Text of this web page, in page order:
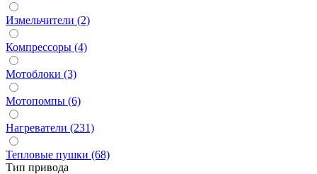
Измельчители (2)
Компрессоры (4)
Мотоблоки (3)
Мотопомпы (6)
Нагреватели (231)
Тепловые пушки (68)
Тип привода